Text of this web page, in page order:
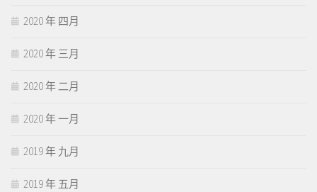
2020 年 四月
2020 年 三月
2020 年 二月
2020 年 一月
2019 年 九月
2019 年 五月